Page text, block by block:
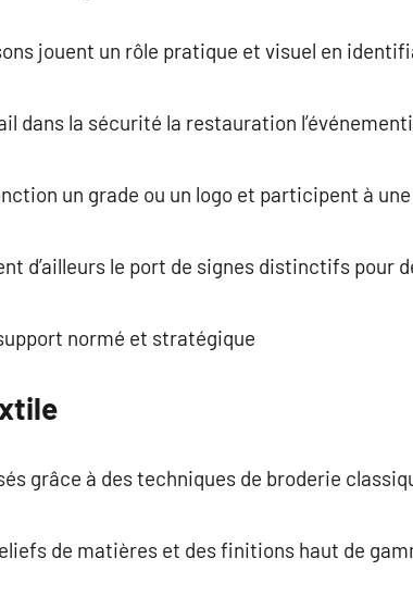
jouent un rôle pratique et visuel en
dans la sécurité la restauration
un grade ou un logo et participent à
d’ailleurs le port de signes distinctifs pour
normé et stratégique
grâce à des techniques de broderie
de matières et des finitions haut de